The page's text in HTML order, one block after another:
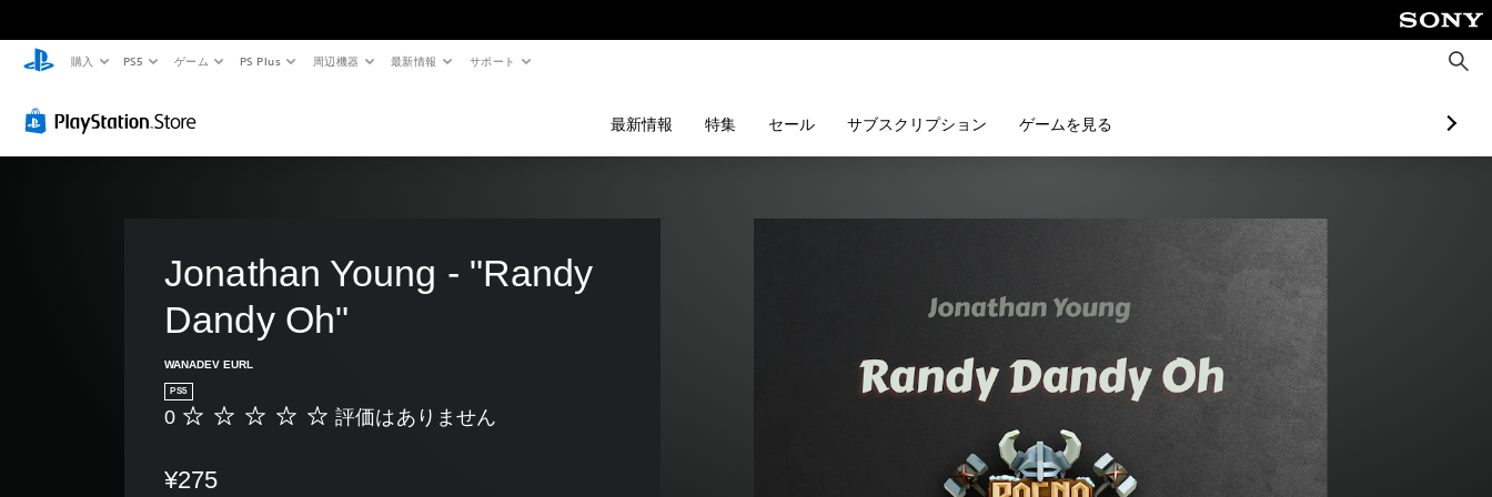
購入 PS5 ゲーム PS Plus 周辺機器 最新情報 サポート
検
索
最新情報 特集 セール サブスクリプション ゲームを見る
Jonathan Young - "Randy
Dandy Oh"
WANADEV EURL
PS5
評
あ
0 評価はありません
¥275